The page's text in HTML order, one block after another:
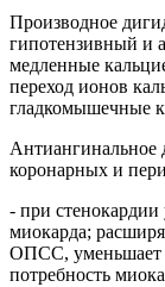
Производное
гипотензивный и
медленные
переход ионов
гладкомышечные
Антиангинальное
коронарных и
- при
миокарда;
ОПСС, уменьшает
потребность